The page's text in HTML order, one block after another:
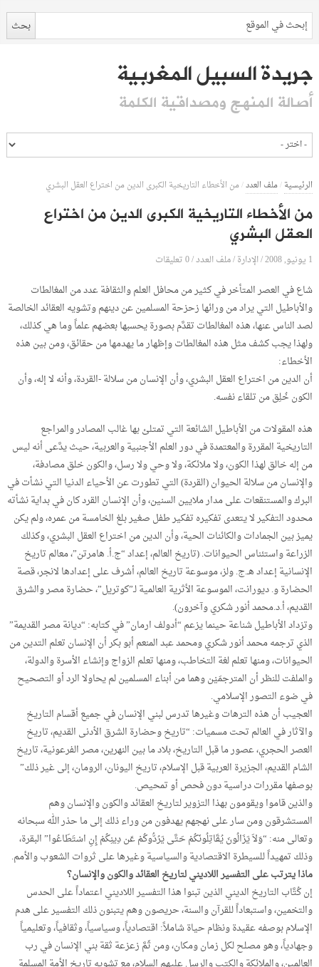
جريدة السبيل المغربية
أصالة المنهج ومصداقية الكلمة
الرئيسية/ملف العدد/من الأخطاء التاريخية الكبرى الدين من اختراع العقل البشري
من الأخطاء التاريخية الكبرى الدين من اختراع
العقل البشري
1 يونيو, 2008 /الإدارة/ملف العدد/0 تعليقات
شاع في العصر المتأخر في كثير من محافل العلم والثقافة عدد من المغالطات
والأباطيل التي يراد من ورائها زحزحة المسلمين عن دينهم وتشويه العقائد الخالصة
لصد الناس عنها، هذه المغالطات تقدَّم بصورة يحسبها بعضهم علماً وما هي كذلك،
ولهذا يجب كشف مثل هذه المغالطات وإظهار ما يهدمها من حقائق، ومن بين هذه
الأخطاء:
أن الدين من اختراع العقل البشري، وأن الإنسان من سلالة -القردة، وأنه لا إله، وأن
الكون خُلِق من تلقاء نفسه.
هذه المقولات من الأباطيل الشائعة التي تمتلئ بها غالب المصادر والمراجع
التاريخية المقررة والمعتمدة في دور العلم الأجنبية والعربية، حيث يدَّعى أنه ليس
من إله خالق لهذا الكون، ولا ملائكة، ولا وحي ولا رسل، والكون خلق مصادفة،
والإنسان من سلالة الحيوان (القردة) التي تطورت عن الأحياء الدنيا التي نشأت في
البرك والمستنقعات على مدار ملايين السنين، وأن الإنسان القرد كان في بداية نشأته
محدود التفكير لا يتعدى تفكيره تفكير طفل صغير بلغ الخامسة من عمره، ولم يكن
يميز بين الجمادات والكائنات الحية، وأن الدين من اختراع العقل البشري، وكذلك
الزراعة واستئناس الحيوانات. (تاريخ العالم، إعداد “ج.أ. هامرتن”، معالم تاريخ
الإنسانية إعداد هـ.ج. ولز، موسوعة تاريخ العالم، أشرف على إعدادها لانجر، قصة
الحضارة و. ديورانت، الموسوعة الأثرية العالمية لـ”كوتريل”، حضارة مصر والشرق
القديم، أ.د.محمد أنور شكري وآخرون).
وتزداد الأباطيل شناعة حينما يزعم “أدولف ارمان” في كتابه: “ديانة مصر القديمة”
الذي ترجمه محمد أنور شكري ومحمد عبد المنعم أبو بكر أن الإنسان تعلم التدين من
الحيوانات، ومنها تعلم لغة التخاطب، ومنها تعلم الزواج وإنشاء الأسرة والدولة،
والملفت للنظر أن المترجمَيْن وهما من أبناء المسلمين لم يحاولا الرد أو التصحيح
في ضوء التصور الإسلامي.
العجيب أن هذه الترهات وغيرها تدرس لبني الإنسان في جميع أقسام التاريخ
والآثار في العالم تحت مسميات: “تاريخ وحضارة الشرق الأدنى القديم، تاريخ
العصر الحجري، عصور ما قبل التاريخ، بلاد ما بين النهرين، مصر الفرعونية، تاريخ
الشام القديم، الجزيرة العربية قبل الإسلام، تاريخ اليونان، الرومان، إلى غير ذلك”
بوصفها مقررات دراسية دون فحص أو تمحيص.
والذين قاموا ويقومون بهذا التزوير لتاريخ العقائد والكون والإنسان وهم
المستشرقون ومن سار على نهجهم يهدفون من وراء ذلك إلى ما حذر الله سبحانه
وتعالى منه: “وَلاَ يَزَالُونَ يُقَاتِلُونَكُمْ حَتَّى يَرُدُّوكُمْ عَن دِينِكُمْ إِنِ اسْتَطَاعُوا” البقرة،
وذلك تمهيداً للسيطرة الاقتصادية والسياسية وغيرها على ثروات الشعوب والأمم.
ماذا يترتب على التفسير اللاديني لتاريخ العقائد والكون والإنسان؟
إن كُتَّاب التاريخ الديني الذين تبنوا هذا التفسير اللاديني اعتماداً على الحدس
والتخمين، واستبعاداً للقرآن والسنة، حريصون وهم يتبنون ذلك التفسير على هدم
الإسلام بوصفه عقيدة ونظام حياة شاملاً: اقتصادياً، وسياسياً، وثقافياً، وتعليمياً
وجهادياً، وهو مصلح لكل زمان ومكان، ومن ثَمَّ زعزعة ثقة بني الإنسان في رب